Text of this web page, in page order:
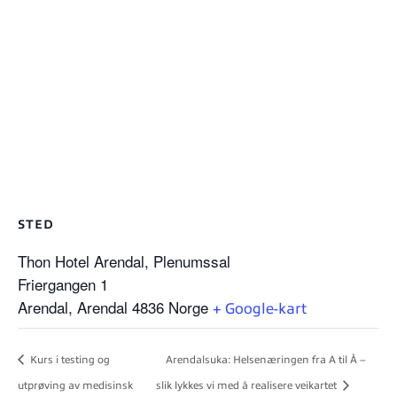
STED
Thon Hotel Arendal, Plenumssal
Friergangen 1
Arendal, Arendal 4836 Norge + Google-kart
Kurs i testing og
utprøving av medisinsk
Arendalsuka: Helsenæringen fra A til Å –
slik lykkes vi med å realisere veikartet